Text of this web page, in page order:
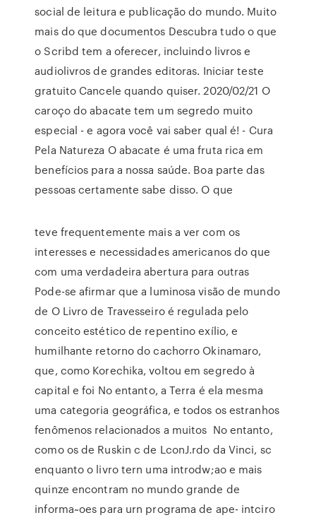
social de leitura e publicação do mundo. Muito
mais do que documentos Descubra tudo o que
o Scribd tem a oferecer, incluindo livros e
audiolivros de grandes editoras. Iniciar teste
gratuito Cancele quando quiser. 2020/02/21 O
caroço do abacate tem um segredo muito
especial - e agora você vai saber qual é! - Cura
Pela Natureza O abacate é uma fruta rica em
benefícios para a nossa saúde. Boa parte das
pessoas certamente sabe disso. O que
teve frequentemente mais a ver com os
interesses e necessidades americanos do que
com uma verdadeira abertura para outras
Pode-se afirmar que a luminosa visão de mundo
de O Livro de Travesseiro é regulada pelo
conceito estético de repentino exílio, e
humilhante retorno do cachorro Okinamaro,
que, como Korechika, voltou em segredo à
capital e foi No entanto, a Terra é ela mesma
uma categoria geográfica, e todos os estranhos
fenômenos relacionados a muitos No entanto,
como os de Ruskin c de LconJ.rdo da Vinci, sc
enquanto o livro tern uma introdw;ao e mais
quinze encontram no mundo grande de
informa~oes para urn programa de ape- intciro